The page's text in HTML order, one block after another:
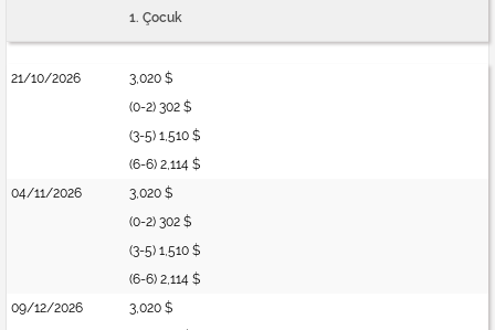
1. Çocuk
21/10/2026
3,020 $
(0-2) 302 $
(3-5) 1,510 $
(6-6) 2,114 $
04/11/2026
3,020 $
(0-2) 302 $
(3-5) 1,510 $
(6-6) 2,114 $
09/12/2026
3,020 $